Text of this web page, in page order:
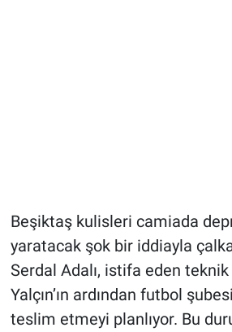
Beşiktaş kulisleri camiada
yaratacak şok bir iddiayla
Serdal Adalı, istifa eden
Yalçın’ın ardından futbol
teslim etmeyi planlıyor. Bu